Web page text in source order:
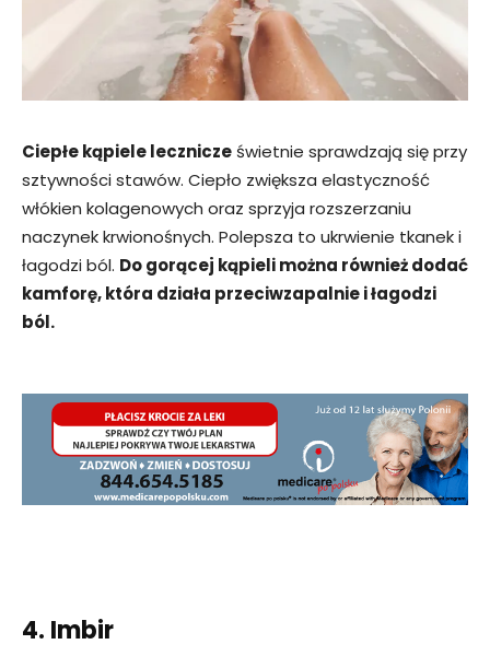
Ciepłe kąpiele lecznicześwietnie sprawdzają się przy
sztywności stawów. Ciepło zwiększa elastyczność
włókien kolagenowych oraz sprzyja rozszerzaniu
naczynek krwionośnych. Polepsza to ukrwienie tkanek i
łagodzi ból. Do gorącej kąpieli można również dodać
kamforę, która działa przeciwzapalnie i łagodzi
ból.
4. Imbir